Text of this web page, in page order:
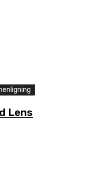
Lens